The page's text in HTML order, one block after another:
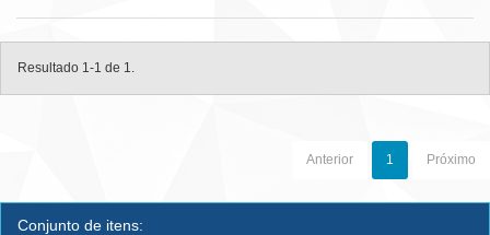
Resultado 1-1 de 1.
Anterior 1 Próximo
Conjunto de itens: